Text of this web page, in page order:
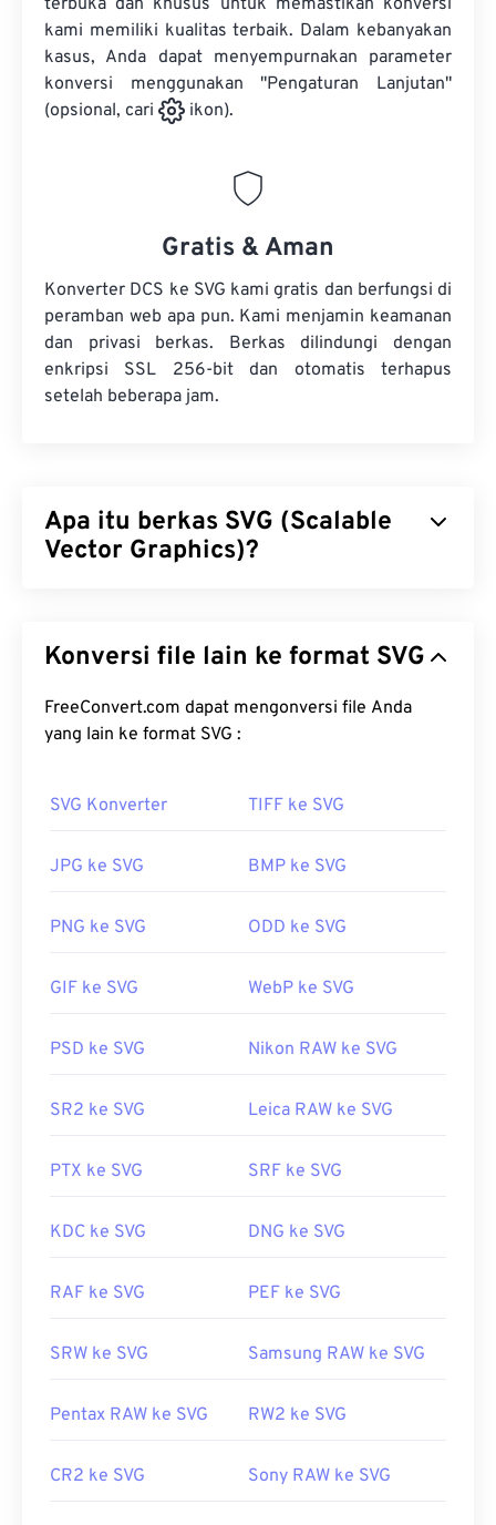
terbuka dan khusus untuk memastikan konversi
kami memiliki kualitas terbaik. Dalam kebanyakan
kasus, Anda dapat menyempurnakan parameter
konversi menggunakan "Pengaturan Lanjutan"
(opsional, cari
ikon).
Gratis & Aman
Konverter DCS ke SVG kami gratis dan berfungsi di
peramban web apa pun. Kami menjamin keamanan
dan privasi berkas. Berkas dilindungi dengan
enkripsi SSL 256-bit dan otomatis terhapus
setelah beberapa jam.
Apa itu berkas SVG (Scalable
Vector Graphics)?
resolusi. Format ini berbasis Extensible Markup
mendukung animasi terbatas. Keunggulan utama
penggunaan berkas SVG, sesuai namanya, adalah
Selain itu, SVG unik karena bukan merupakan
XML yang menyediakan informasi untuk membuat
SVG?
peramban web, seperti
Firefoxatau Microsoft
dapat melihat teks terkait XML di editor teks
Anda dapat menggunakan program Adobe untuk
untuk menginstal plugin
SVG Kituntuk Adobe
daring. Untuk konversi ke jenis berkas non-vektor,
Untuk mengonversi berkas vektor seperti SVG ke
kami.
Konversi file lain ke format SVG
FreeConvert.com dapat mengonversi file Anda
yang lain ke format SVG :
SVG Konverter TIFF ke SVG
JPG ke SVG BMP ke SVG
PNG ke SVG ODD ke SVG
GIF ke SVG WebP ke SVG
PSD ke SVG Nikon RAW ke SVG
SR2 ke SVG Leica RAW ke SVG
PTX ke SVG SRF ke SVG
KDC ke SVG DNG ke SVG
RAF ke SVG PEF ke SVG
SRW ke SVG Samsung RAW ke SVG
Pentax RAW ke SVG RW2 ke SVG
CR2 ke SVG Sony RAW ke SVG